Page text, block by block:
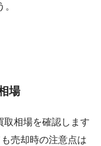
場
取相場を確認します
売却時の注意点は